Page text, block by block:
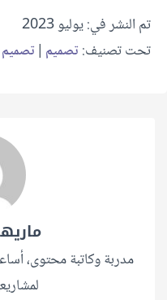
تم النشر في: يوليو 2023
تحت تصنيف: تصميم |
مدربة وكاتبة محتوى،